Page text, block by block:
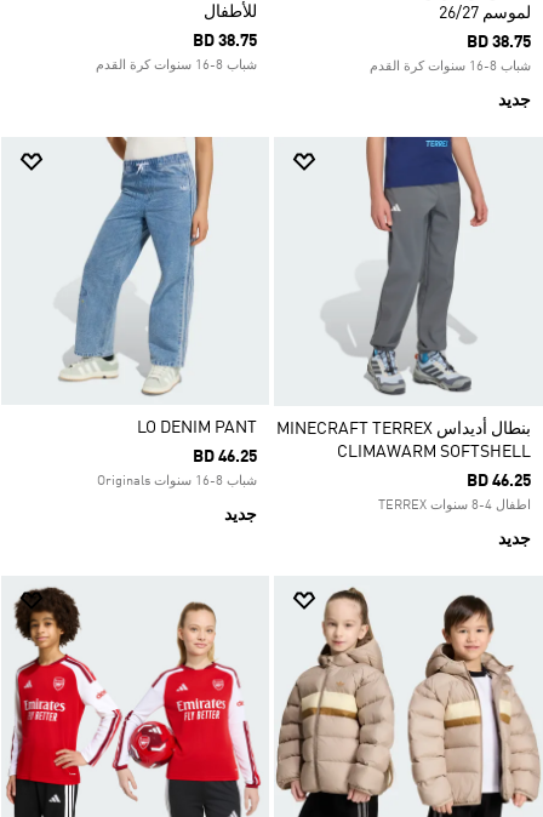
لموسم 26/27
BD 38.75
شباب 8-16 سنوات كرة القدم
جديد
للأطفال
BD 38.75
شباب 8-16 سنوات كرة القدم
بنطال أديداس MINECRAFT TERREX
CLIMAWARM SOFTSHELL
BD 46.25
اطفال 4-8 سنوات TERREX
جديد
LO DENIM PANT
BD 46.25
شباب 8-16 سنوات Originals
جديد